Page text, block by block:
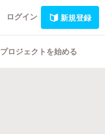
ログイン 新規登録
プロジェクトを始める